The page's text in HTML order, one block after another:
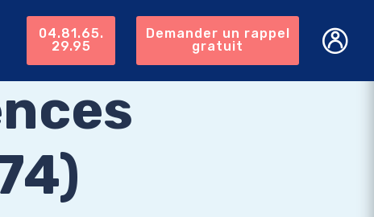
04.81.65.
29.95
Demander un rappel
gratuit